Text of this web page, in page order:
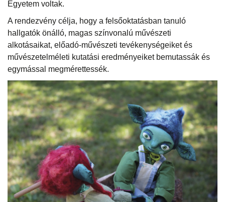
Egyetem voltak.
A rendezvény célja, hogy a felsőoktatásban tanuló
hallgatók önálló, magas színvonalú művészeti
alkotásaikat, előadó-művészeti tevékenységeiket és
művészetelméleti kutatási eredményeiket bemutassák és
egymással megmérettessék.